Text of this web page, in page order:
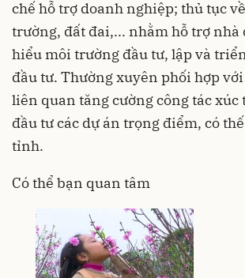
chế hỗ trợ doanh nghiệp; thủ tục
trường, đất đai,... nhằm hỗ trợ nhà
hiểu môi trường đầu tư, lập và
đầu tư. Thường xuyên phối hợp
liên quan tăng cường công tác xúc
đầu tư các dự án trọng điểm, có
tỉnh.
Có thể bạn quan tâm